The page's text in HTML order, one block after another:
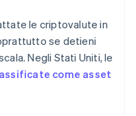
le criptovalute in
se detieni
Negli Stati Uniti, le
come asset